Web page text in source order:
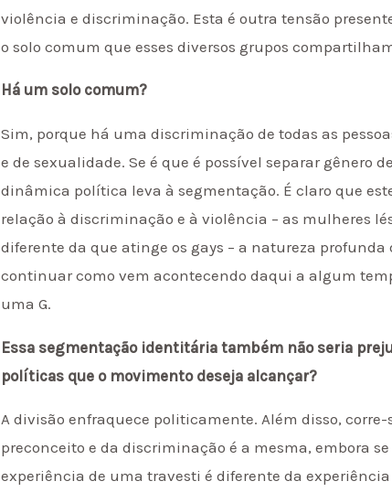
violência e discriminação. Esta é outra tensão
o solo comum que esses diversos grupos
Há um solo comum?
Sim, porque há uma discriminação de todas as
e de sexualidade. Se é que é possível separar
dinâmica política leva à segmentação. É claro que
relação à discriminação e à violência – as mulheres
diferente da que atinge os gays – a natureza
continuar como vem acontecendo daqui a algum
uma G.
Essa segmentação identitária também não seria
políticas que o movimento deseja alcançar?
A divisão enfraquece politicamente. Além disso,
preconceito e da discriminação é a mesma, embora
experiência de uma travesti é diferente da